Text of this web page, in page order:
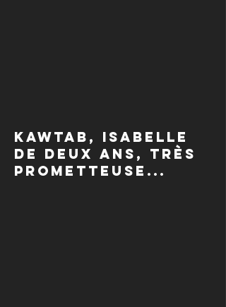
Kawtab, Isabelle
de deux ans, très
prometteuse...